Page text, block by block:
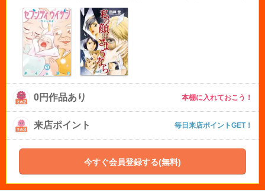
0円作品あり 本棚に入れておこう！
来店ポイント 毎日来店ポイントGET！
今すぐ会員登録する(無料)